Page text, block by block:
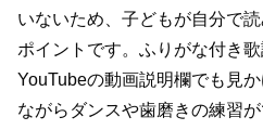
いないため、子どもが自分で
ポイントです。ふりがな付き
YouTubeの動画説明欄でも見
ながらダンスや歯磨きの練習